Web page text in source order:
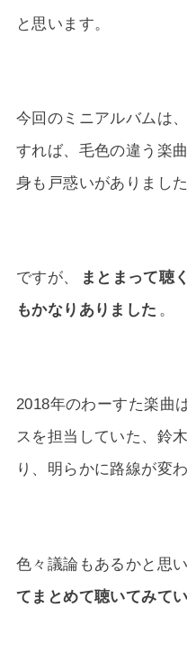
と思います。
今回のミニアルバムは
すれば、毛色の違う楽
身も戸惑いがありました
ですが、
まとまって聴
もかなりありました 。
2018年のわーすた楽曲
スを担当していた、鈴
り、明らかに路線が変
色々議論もあるかと思い
てまとめて聴いてみて